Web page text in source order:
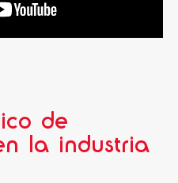
de
la industria